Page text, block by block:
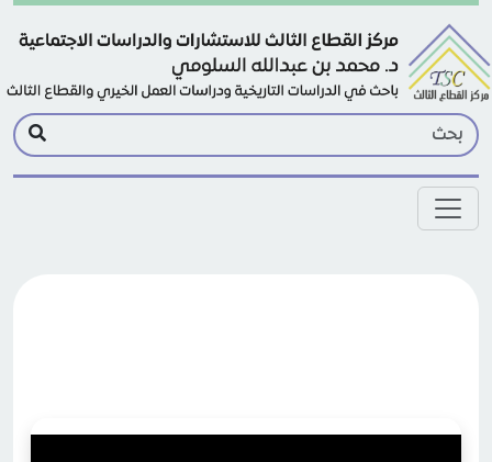
Skip to main content